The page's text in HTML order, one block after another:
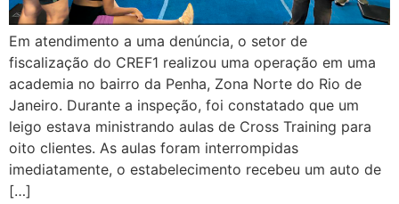
Em atendimento a uma denúncia, o setor de
fiscalização do CREF1 realizou uma operação em uma
academia no bairro da Penha, Zona Norte do Rio de
Janeiro. Durante a inspeção, foi constatado que um
leigo estava ministrando aulas de Cross Training para
oito clientes. As aulas foram interrompidas
imediatamente, o estabelecimento recebeu um auto de
[…]